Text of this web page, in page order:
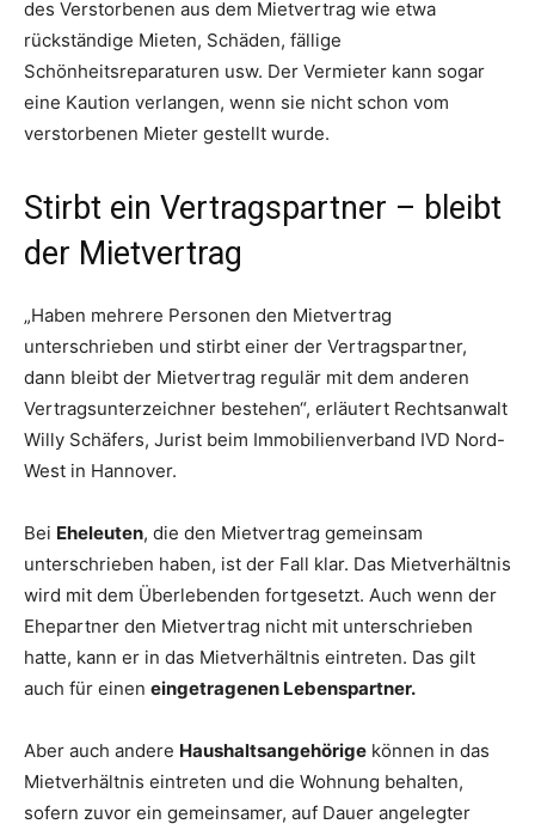
des Verstorbenen aus dem Mietvertrag wie etwa
rückständige Mieten, Schäden, fällige
Schönheitsreparaturen usw. Der Vermieter kann sogar
eine Kaution verlangen, wenn sie nicht schon vom
verstorbenen Mieter gestellt wurde.
Stirbt ein Vertragspartner – bleibt
der Mietvertrag
„Haben mehrere Personen den Mietvertrag
unterschrieben und stirbt einer der Vertragspartner,
dann bleibt der Mietvertrag regulär mit dem anderen
Vertragsunterzeichner bestehen“, erläutert Rechtsanwalt
Willy Schäfers, Jurist beim Immobilienverband IVD Nord-
West in Hannover.
Bei Eheleuten, die den Mietvertrag gemeinsam
unterschrieben haben, ist der Fall klar. Das Mietverhältnis
wird mit dem Überlebenden fortgesetzt. Auch wenn der
Ehepartner den Mietvertrag nicht mit unterschrieben
hatte, kann er in das Mietverhältnis eintreten. Das gilt
auch für einen eingetragenen Lebenspartner.
Aber auch andere Haushaltsangehörige können in das
Mietverhältnis eintreten und die Wohnung behalten,
sofern zuvor ein gemeinsamer, auf Dauer angelegter